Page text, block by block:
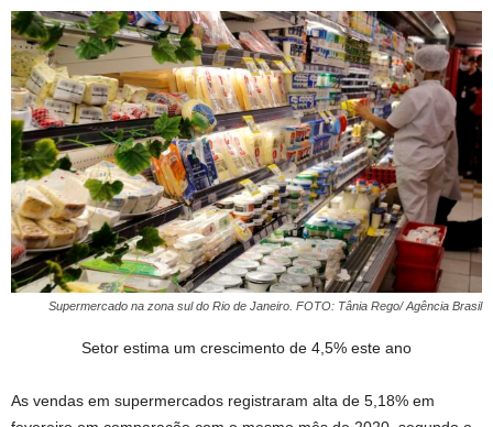
Supermercado na zona sul do Rio de Janeiro. FOTO: Tânia Rego/ Agência Brasil
Setor estima um crescimento de 4,5% este ano
As vendas em supermercados registraram alta de 5,18% em